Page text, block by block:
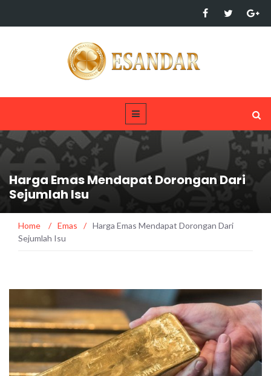
Harga Emas Mendapat Dorongan Dari
Sejumlah Isu
Home / Emas / Harga Emas Mendapat Dorongan Dari
Sejumlah Isu